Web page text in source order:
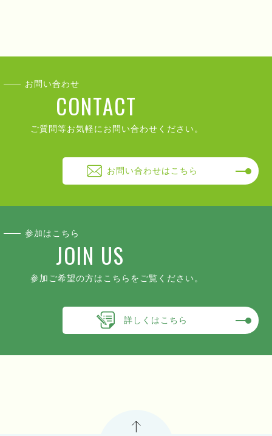
お問い合わせ
CONTACT
ご質問等お気軽にお問い合わせください。
お問い合わせはこちら
参加はこちら
JOIN US
参加ご希望の方はこちらをご覧ください。
詳しくはこちら